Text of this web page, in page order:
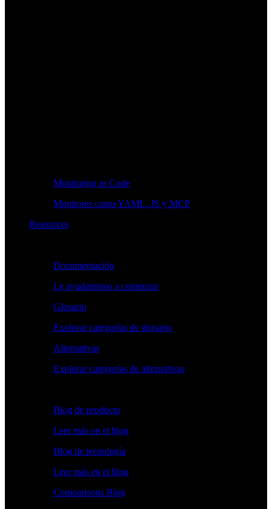
Monitoring as Code
Monitores como YAML, JS y MCP
Resources
Documentación
Le ayudaremos a comenzar
Glosario
Explorar categorías de glosario
Alternativas
Explorar categorías de alternativas
Blog de producto
Leer más en el blog
Blog de tecnología
Leer más en el blog
Comparisons Blog